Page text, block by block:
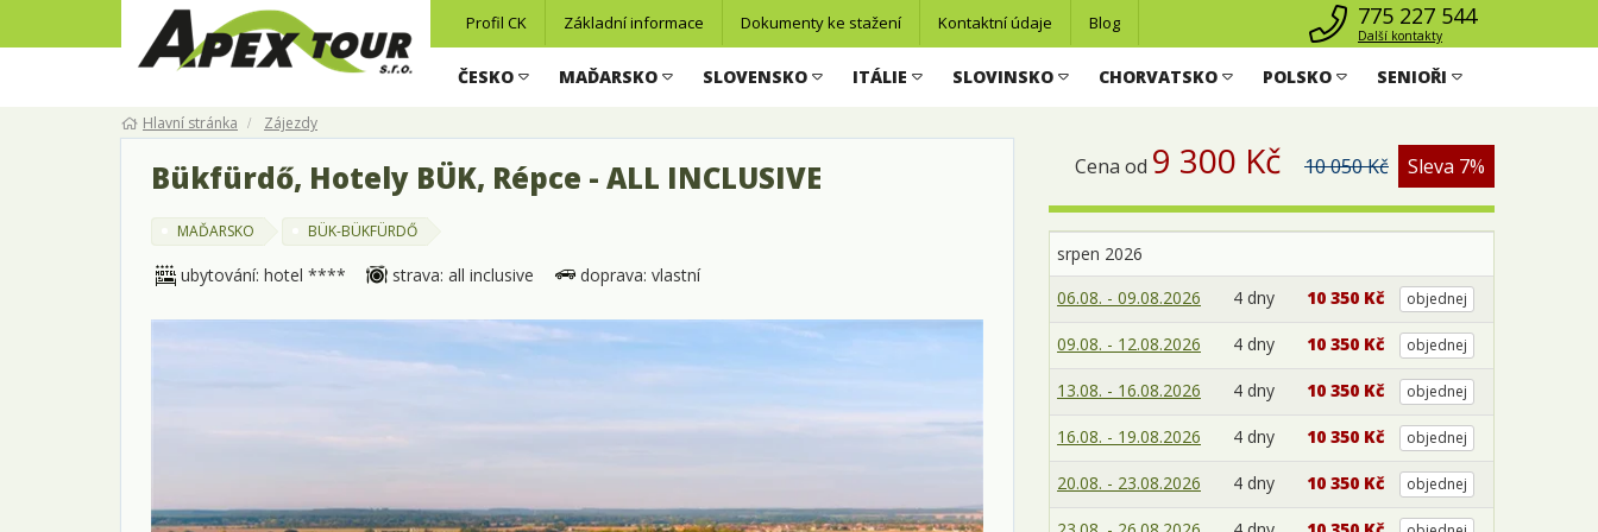
Profil CK Základní informace Dokumenty ke stažení Kontaktní údaje Blog 775 227 544
Další kontakty
ČESKO MAĎARSKO SLOVENSKO ITÁLIE SLOVINSKO CHORVATSKO POLSKO SENIOŘI
Hlavní stránka Zájezdy
Bükfürdő, Hotely BÜK, Répce - ALL INCLUSIVE
MAĎARSKO BÜK-BÜKFÜRDŐ
ubytování: hotel **** strava: all inclusive doprava: vlastní
Cena od 9 300 Kč 10 050 Kč Sleva 7%
srpen 2026
06.08. - 09.08.2026
4 dny 10 350 Kč objednej
09.08. - 12.08.2026 4 dny 10 350 Kč objednej
13.08. - 16.08.2026 4 dny 10 350 Kč objednej
16.08. - 19.08.2026 4 dny 10 350 Kč objednej
20.08. - 23.08.2026 4 dny 10 350 Kč objednej